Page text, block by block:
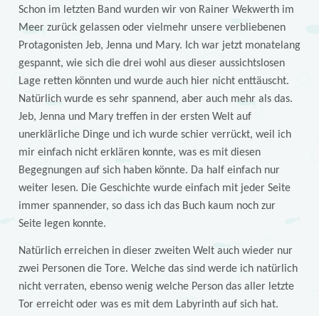
Schon im letzten Band wurden wir von Rainer Wekwerth im
Meer zurück gelassen oder vielmehr unsere verbliebenen
Protagonisten Jeb, Jenna und Mary. Ich war jetzt monatelang
gespannt, wie sich die drei wohl aus dieser aussichtslosen
Lage retten könnten und wurde auch hier nicht enttäuscht.
Natürlich wurde es sehr spannend, aber auch mehr als das.
Jeb, Jenna und Mary treffen in der ersten Welt auf
unerklärliche Dinge und ich wurde schier verrückt, weil ich
mir einfach nicht erklären konnte, was es mit diesen
Begegnungen auf sich haben könnte. Da half einfach nur
weiter lesen. Die Geschichte wurde einfach mit jeder Seite
immer spannender, so dass ich das Buch kaum noch zur
Seite legen konnte.
Natürlich erreichen in dieser zweiten Welt auch wieder nur
zwei Personen die Tore. Welche das sind werde ich natürlich
nicht verraten, ebenso wenig welche Person das aller letzte
Tor erreicht oder was es mit dem Labyrinth auf sich hat.